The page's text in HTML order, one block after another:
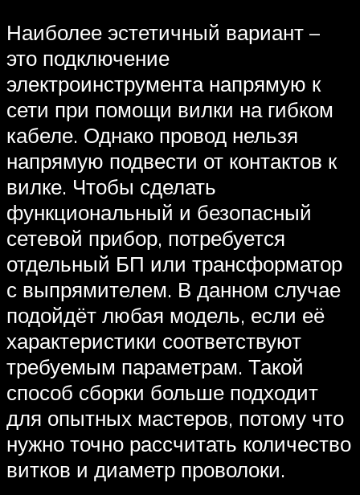
Наиболее эстетичный вариант –
это подключение
электроинструмента напрямую к
сети при помощи вилки на гибком
кабеле. Однако провод нельзя
напрямую подвести от контактов к
вилке. Чтобы сделать
функциональный и безопасный
сетевой прибор, потребуется
отдельный БП или трансформатор
с выпрямителем. В данном случае
подойдёт любая модель, если её
характеристики соответствуют
требуемым параметрам. Такой
способ сборки больше подходит
для опытных мастеров, потому что
нужно точно рассчитать количество
витков и диаметр проволоки.